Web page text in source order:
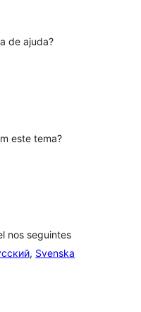
de ajuda?
este tema?
nos seguintes
, Svenska